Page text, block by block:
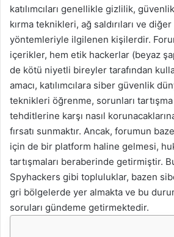
katılımcıları genellikle gizlilik,
kırma teknikleri, ağ saldırıları ve
yöntemleriyle ilgilenen kişilerdir.
içerikler, hem etik hackerlar (beyaz
de kötü niyetli bireyler tarafından
amacı, katılımcılara siber güvenlik
teknikleri öğrenme, sorunları
tehditlerine karşı nasıl
fırsatı sunmaktır. Ancak, forumun
için de bir platform haline gelmesi,
tartışmaları beraberinde getirmiştir.
Spyhackers gibi topluluklar, bazen
gri bölgelerde yer almakta ve bu
soruları gündeme getirmektedir.